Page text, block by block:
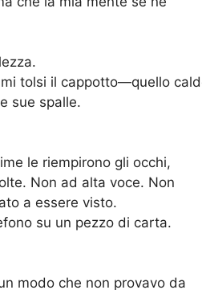
tolsi il cappotto—quello
sue spalle.
le riempirono gli occhi,
Non ad alta voce. Non
a essere visto.
su un pezzo di carta.
modo che non provavo da